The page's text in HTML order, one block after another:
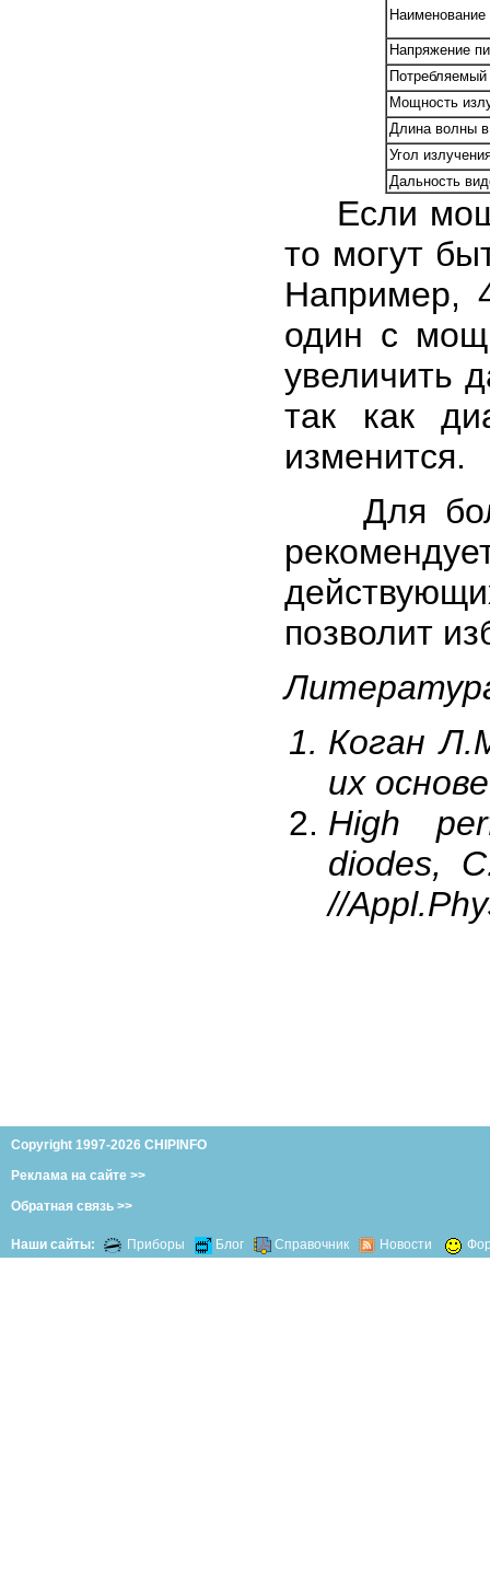
Напряжение
Потребляемый
Мощность
Длина волны
Угол
Дальность
Если
то могут
Например,
один с
увеличить
так как
изменится.
Для
позволит
Коган
их
High
diodes,
//
Copyright 1997-2026 CHIPINFO
Реклама на сайте >>
Обратная связь >>
Наши сайты: Приборы Блог Справочник Новости